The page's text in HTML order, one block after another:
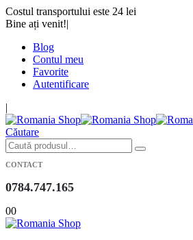
Costul transportului este 24 lei
Bine ați venit!|
Blog
Contul meu
Favorite
Autentificare
|
Căutare
CONTACT
0784.747.165
00